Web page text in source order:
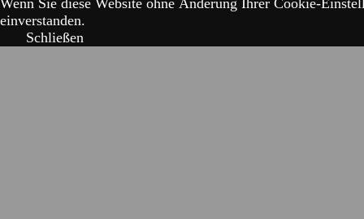
Wenn Sie diese Website ohne Änderung Ihrer Cookie-
einverstanden.
Schließen